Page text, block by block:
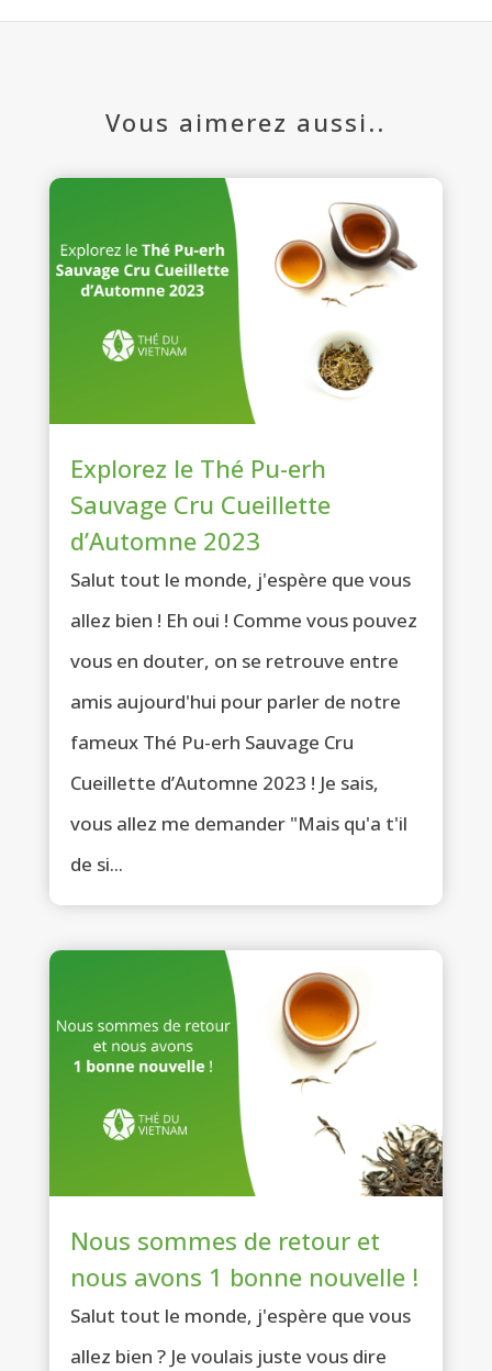
Vous aimerez aussi..
Explorez le Thé Pu-erh
Sauvage Cru Cueillette
d’Automne 2023
Salut tout le monde, j'espère que vous
allez bien ! Eh oui ! Comme vous pouvez
vous en douter, on se retrouve entre
amis aujourd'hui pour parler de notre
fameux Thé Pu-erh Sauvage Cru
Cueillette d’Automne 2023 ! Je sais,
vous allez me demander "Mais qu'a t'il
de si...
Nous sommes de retour et
nous avons 1 bonne nouvelle !
Salut tout le monde, j'espère que vous
allez bien ? Je voulais juste vous dire